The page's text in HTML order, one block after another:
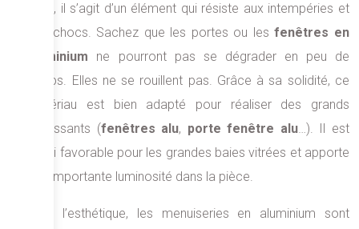
effet, il s’agit d’un élément qui résiste aux intempéries et
aux chocs. Sachez que les portes ou lesfenêtres en
aluminium ne pourront pas se dégrader en peu de
temps. Elles ne se rouillent pas. Grâce à sa solidité, ce
matériau est bien adapté pour réaliser des grands
coulissants (fenêtres alu, porte fenêtre alu…). Il est
aussi favorable pour les grandes baies vitrées et apporte
une importante luminosité dans la pièce.
Pour l’esthétique, les menuiseries en aluminium sont